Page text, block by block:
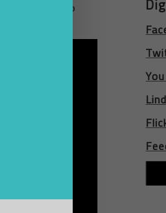
il 5 giugno